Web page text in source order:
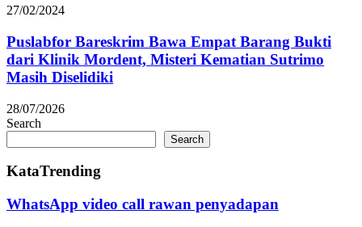
27/02/2024
Puslabfor Bareskrim Bawa Empat Barang Bukti
dari Klinik Mordent, Misteri Kematian Sutrimo
Masih Diselidiki
28/07/2026
Search
Search
KataTrending
WhatsApp video call rawan penyadapan